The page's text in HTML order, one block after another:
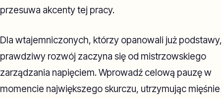
przesuwa akcenty tej pracy.
Dla wtajemniczonych, którzy opanowali już podstawy,
prawdziwy rozwój zaczyna się od mistrzowskiego
zarządzania napięciem. Wprowadź celową pauzę w
momencie największego skurczu, utrzymując mięśnie